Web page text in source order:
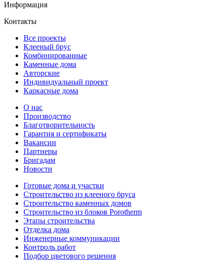
Информация
Контакты
Все проекты
Клееный брус
Комбинированные
Каменные дома
Авторские
Индивидуальный проект
Каркасные дома
О нас
Производство
Благотворительность
Гарантия и сертификаты
Вакансии
Партнеры
Бригадам
Новости
Готовые дома и участки
Строительство из клееного бруса
Строительство каменных домов
Строительство из блоков Porotherm
Этапы строительства
Отделка дома
Инженерные коммуникации
Контроль работ
Подбор цветового решения